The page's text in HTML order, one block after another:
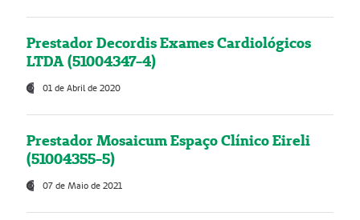
Prestador Decordis Exames Cardiológicos
LTDA (51004347-4)
01 de Abril de 2020
Prestador Mosaicum Espaço Clínico Eireli
(51004355-5)
07 de Maio de 2021